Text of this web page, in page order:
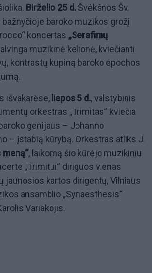
Birželio 25 d. Švėkšnos Šv.
bažnyčioje baroko muzikos grožį
koncertas „Serafimų
muzikinė kelionė, kviečianti
kontrastų kupiną baroko epochos
išvakarėse, liepos 5 d., valstybinis
orkestras „Trimitas“ kviečia
genijaus – Johanno
– įstabią kūrybą. Orkestras atliks J.
meną“, laikomą šio kūrėjo muzikiniu
„Trimitui“ diriguos vienas
jaunosios kartos dirigentų, Vilniaus
ansamblio „Synaesthesis“
Variakojis.